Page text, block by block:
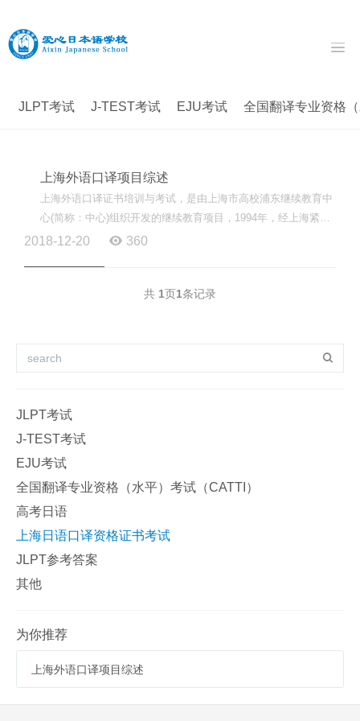
JLPT考试 J-TEST考试 EJU考试 全国翻译专业资格
上海外语口译项目综述
上海外语口译证书培训与考试，是由上海市高校浦东继续教育中
心(简称：中心)组织开发的继续教育项目，1994年，经上海紧缺
人才培训工程联席会议办公室确认为上海市紧缺人才培训工...
2018-12-20 360
共 1页1条记录
JLPT考试
J-TEST考试
EJU考试
全国翻译专业资格（水平）考试（CATTI）
高考日语
上海日语口译资格证书考试
JLPT参考答案
其他
为你推荐
上海外语口译项目综述